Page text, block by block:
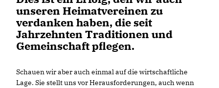
unseren Heimatvereinen zu
verdanken haben, die seit
Jahrzehnten Traditionen und
Gemeinschaft pflegen.
Schauen wir aber auch einmal auf die wirtschaftliche
Lage. Sie stellt uns vor Herausforderungen, auch wenn